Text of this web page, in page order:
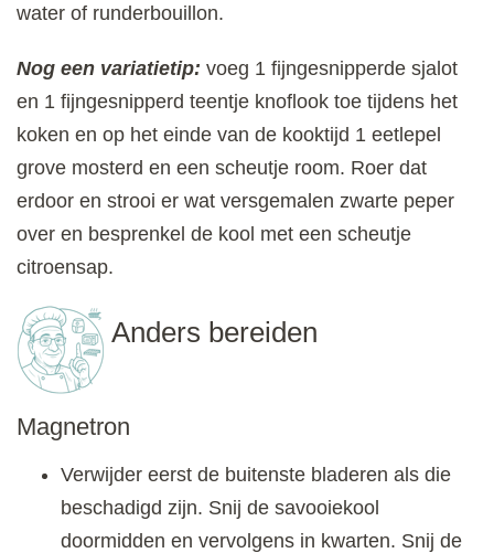
water of runderbouillon.
Nog een variatietip: voeg 1 fijngesnipperde sjalot
en 1 fijngesnipperd teentje knoflook toe tijdens het
koken en op het einde van de kooktijd 1 eetlepel
grove mosterd en een scheutje room. Roer dat
erdoor en strooi er wat versgemalen zwarte peper
over en besprenkel de kool met een scheutje
citroensap.
Anders bereiden
Magnetron
Verwijder eerst de buitenste bladeren als die
beschadigd zijn. Snij de savooiekool
doormidden en vervolgens in kwarten. Snij de